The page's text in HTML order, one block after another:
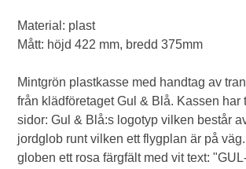
Material: plast
Mått: höjd 422 mm, bredd 375mm
Mintgrön plastkasse med handtag av
från klädföretaget Gul & Blå. Kassen har
sidor: Gul & Blå:s logotyp vilken består
jordglob runt vilken ett flygplan är på
globen ett rosa färgfält med vit text: